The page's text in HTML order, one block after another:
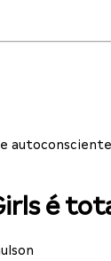
autoconsciente
é